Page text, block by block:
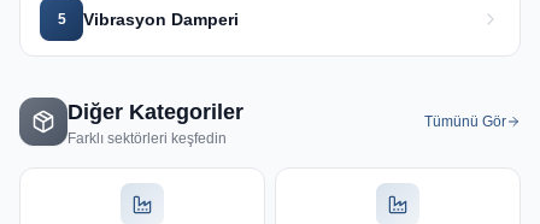
5 Vibrasyon Damperi
Diğer Kategoriler
Farklı sektörleri keşfedin
Tümünü Gör